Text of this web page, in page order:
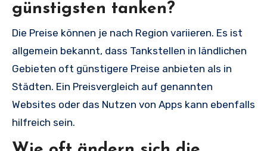
günstigsten tanken?
Die Preise können je nach Region variieren. Es ist
allgemein bekannt, dass Tankstellen in ländlichen
Gebieten oft günstigere Preise anbieten als in
Städten. Ein Preisvergleich auf genannten
Websites oder das Nutzen von Apps kann ebenfalls
hilfreich sein.